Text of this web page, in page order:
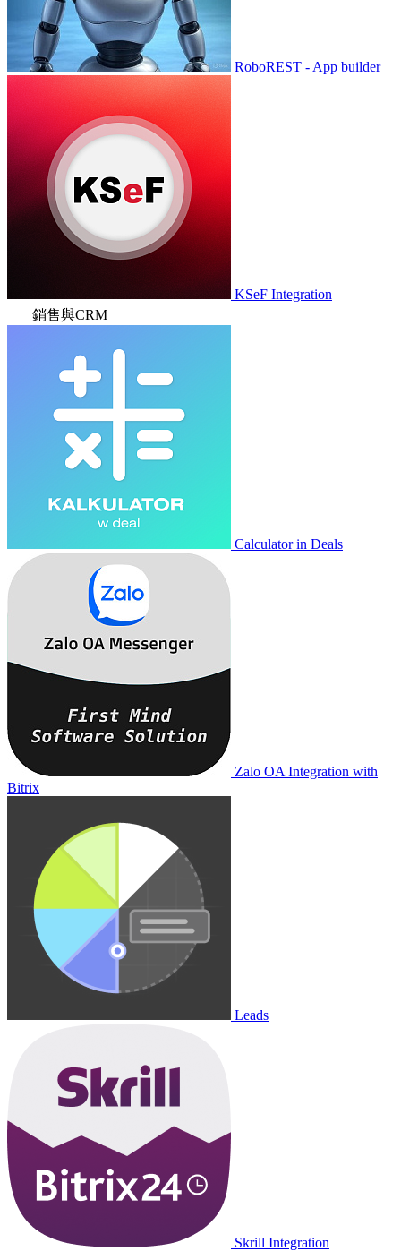
RoboREST - App builder
KSeF Integration
銷售與CRM
Calculator in Deals
Zalo OA Integration with
Bitrix
Leads
Skrill Integration